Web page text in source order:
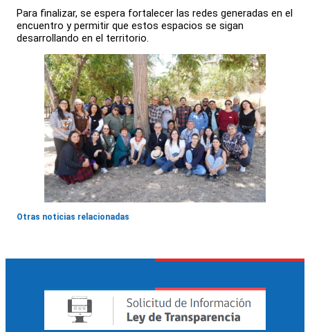
Para finalizar, se espera fortalecer las redes generadas en el
encuentro y permitir que estos espacios se sigan
desarrollando en el territorio.
Otras noticias relacionadas